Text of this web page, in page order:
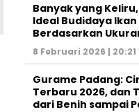
Banyak yang
Ideal Budidaya
Berdasarkan
8 Februari 2026 | 20:21
Gurame Padang:
Terbaru 2026, dan
dari Benih sampai